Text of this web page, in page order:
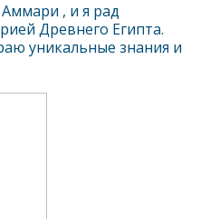
, и я рад
Древнего Египта.
уникальные знания и